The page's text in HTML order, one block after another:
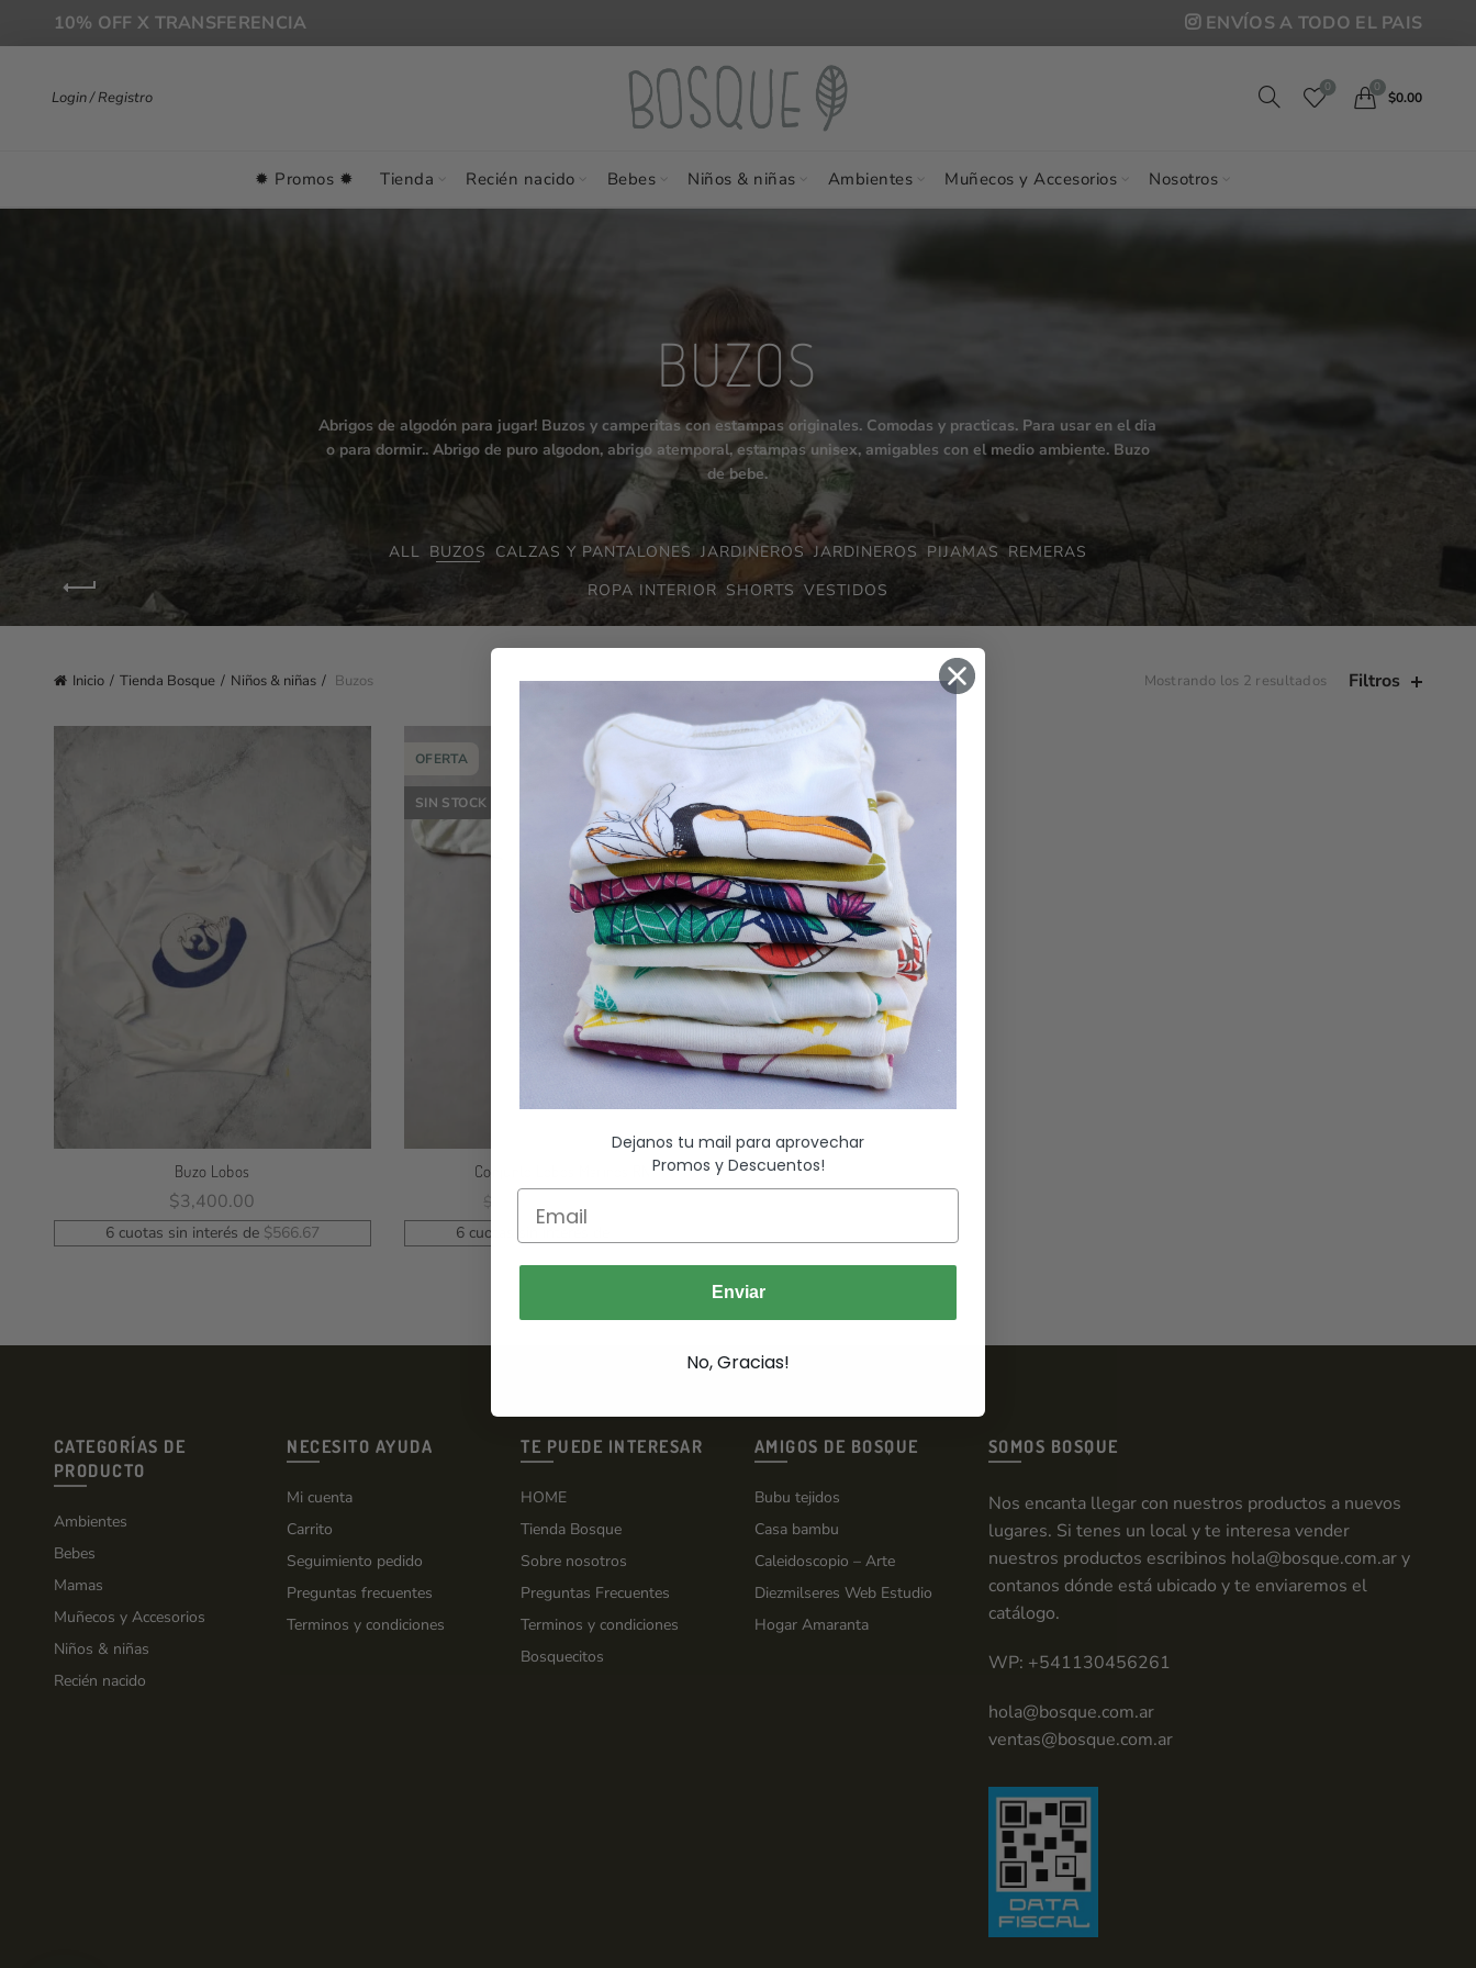
10% OFF X TRANSFERENCIA ENVÍOS A TODO EL PAIS
Login / Registro
0 0
$0.00
✹ Promos ✹ Tienda Recién nacido Bebes Niños & niñas Ambientes Muñecos y Accesorios Nosotros
BUZOS
Abrigos de algodón para jugar! Buzos y camperitas con estampas originales. Comodas y practicas. Para usar en el dia
o para dormir.. Abrigo de puro algodon, abrigo atemporal, estampas unisex, amigables con el medio ambiente. Buzo
de bebe.
ALL BUZOS CALZAS Y PANTALONES JARDINEROS JARDINEROS PIJAMAS REMERAS
ROPA INTERIOR SHORTS VESTIDOS
Inicio Tienda Bosque Niños & niñas Buzos Mostrando los 2 resultados Filtros
Buzo Lobos
$3,400.00
Seleccionar Opciones
6 cuotas sin interés de $566.67
OFERTA
SIN STOCK
Conjunto Lobos Marinos RN
$
Leer Más
6 cuotas sin interés de
CATEGORÍAS DE
PRODUCTO
Ambientes
Bebes
Mamas
Muñecos y Accesorios
Niños & niñas
Recién nacido
NECESITO AYUDA
Mi cuenta
Carrito
Seguimiento pedido
Preguntas frecuentes
Terminos y condiciones
TE PUEDE INTERESAR
HOME
Tienda Bosque
Sobre nosotros
Preguntas Frecuentes
Terminos y condiciones
Bosquecitos
AMIGOS DE BOSQUE
Bubu tejidos
Casa bambu
Caleidoscopio – Arte
Diezmilseres Web Estudio
Hogar Amaranta
SOMOS BOSQUE
Nos encanta llegar con nuestros productos a nuevos
lugares. Si tenes un local y te interesa vender
nuestros productos escribinos hola@bosque.com.ary
contanos dónde está ubicado y te enviaremos el
catálogo.
WP: +541130456261
hola@bosque.com.ar
ventas@bosque.com.ar
Dejanos tu mail para aprovechar
Promos y Descuentos!
Enviar
No, Gracias!